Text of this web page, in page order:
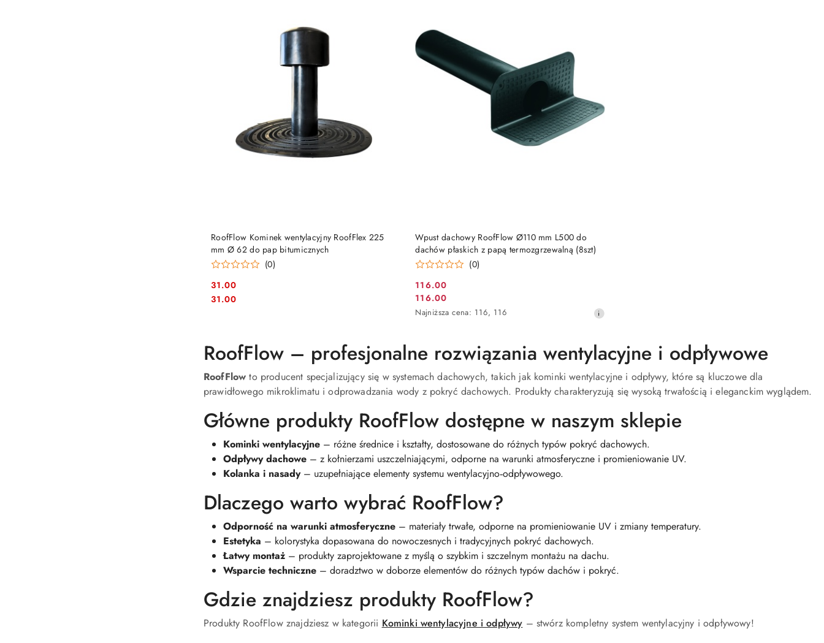
RoofFlow Kominek wentylacyjny RoofFlex 225
mm Ø 62 do pap bitumicznych
(0)
Cena:
31.00
Cena:
31.00
DO KOSZYKA
Wpust dachowy RoofFlow Ø110 mm L500 do
dachów płaskich z papą termozgrzewalną (8szt)
(0)
Cena
promocyjna:
116.00
Cena
promocyjna:
116.00
Najniższa
dni
obniżką
Najniższa cena: 116, 116
DO KOSZYKA
RoofFlow – profesjonalne rozwiązania wentylacyjne i odpływowe
RoofFlow to producent specjalizujący się w systemach dachowych, takich jak kominki wentylacyjne i odpływy, które są kluczowe dla
prawidłowego mikroklimatu i odprowadzania wody z pokryć dachowych. Produkty charakteryzują się wysoką trwałością i eleganckim wyglądem.
Główne produkty RoofFlow dostępne w naszym sklepie
Kominki wentylacyjne – różne średnice i kształty, dostosowane do różnych typów pokryć dachowych.
Odpływy dachowe – z kołnierzami uszczelniającymi, odporne na warunki atmosferyczne i promieniowanie UV.
Kolanka i nasady– uzupełniające elementy systemu wentylacyjno‑odpływowego.
Dlaczego warto wybrać RoofFlow?
Odporność na warunki atmosferyczne – materiały trwałe, odporne na promieniowanie UV i zmiany temperatury.
Estetyka – kolorystyka dopasowana do nowoczesnych i tradycyjnych pokryć dachowych.
Łatwy montaż – produkty zaprojektowane z myślą o szybkim i szczelnym montażu na dachu.
Wsparcie techniczne – doradztwo w doborze elementów do różnych typów dachów i pokryć.
Gdzie znajdziesz produkty RoofFlow?
Produkty RoofFlow znajdziesz w kategorii Kominki wentylacyjne i odpływy – stwórz kompletny system wentylacyjny i odpływowy!